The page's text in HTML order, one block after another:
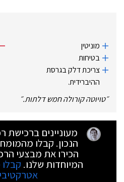
מוניטין
בטיחות
צריכת דלק בגרסת
ההיברידית.
״טויוטה קורולה חמש דלתות.״
מעוניינים
הנכון. קבלו
הכירו את מבצעי
המיוחדות שלנו.